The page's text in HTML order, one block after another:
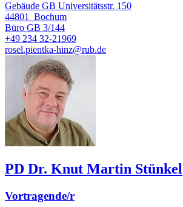
Gebäude GB Universitätsstr. 150
44801
Bochum
Büro GB 3/144
+49 234 32-21969
rosel.pientka-hinz@rub.de
PD Dr. Knut Martin Stünkel
Vortragende/r